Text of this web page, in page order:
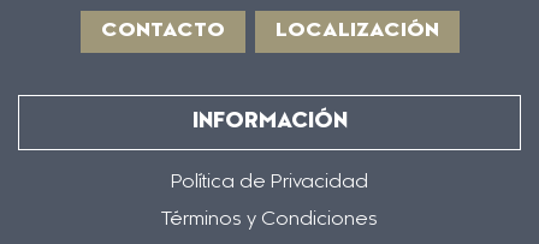
CONTACTO LOCALIZACIÓN
INFORMACIÓN
Política de Privacidad
Términos y Condiciones